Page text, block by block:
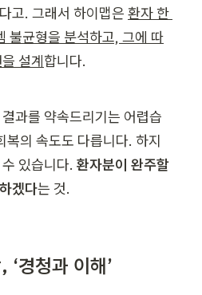
고. 그래서 하이맵은 환자 한
불균형을 분석하고, 그에 따
설계합니다.
과를 약속드리기는 어렵습
복의 속도도 다릅니다. 하지
있습니다. 환자분이 완주할
겠다는 것.
‘경청과 이해’